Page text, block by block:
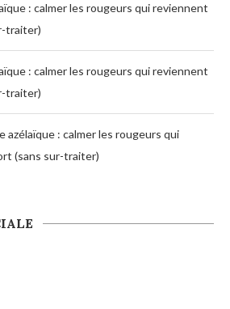
: calmer les rougeurs qui reviennent
traiter)
: calmer les rougeurs qui reviennent
traiter)
azélaïque : calmer les rougeurs qui
(sans sur-traiter)